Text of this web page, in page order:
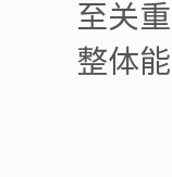
至关
整体